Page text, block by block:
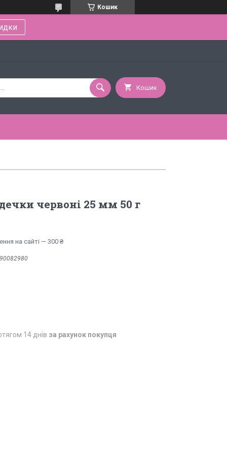
Кошик
Кошик
червоні 25 мм 50 г
на сайті — 300 ₴
14 днів за рахунок покупця